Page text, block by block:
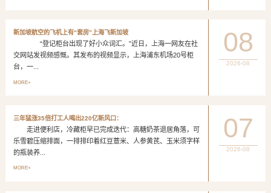
新加坡航空的飞机上有“套房”上海飞新加坡
“登记柜台出现了好小众词汇。”近日，上海一网友在社
交网站发视频感慨。其发布的视频显示，上海浦东机场20号柜
台，一...
MORE+
08
2026-08
三年猛涨35倍打工人喝出220亿新风口：
走进便利店，冷藏柜早已完成迭代：高糖奶茶退居角落，可
乐雪碧压缩排面，一排排印着红豆薏米、人参黄芪、玉米须字样
的瓶装养...
MORE+
07
2026-08